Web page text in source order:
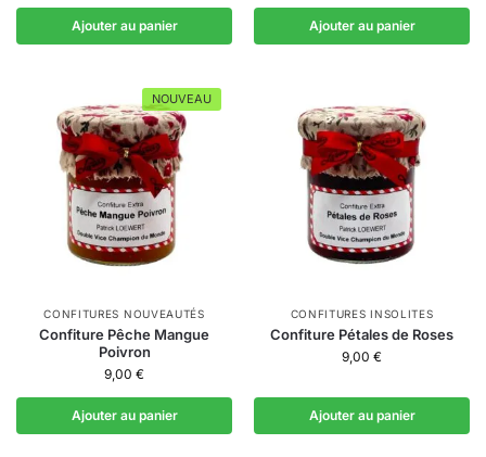
Ajouter au panier Ajouter au panier
NOUVEAU
CONFITURES NOUVEAUTÉS
Confiture Pêche Mangue
Poivron
9,00 €
Ajouter au panier
CONFITURES INSOLITES
Confiture Pétales de Roses
9,00 €
Ajouter au panier